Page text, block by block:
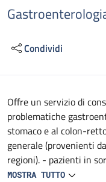
Condividi
Descrizione
Offre un servizio di
problematiche
stomaco e al colon-
generale (provenienti
regioni). - pazienti in
(condizioni e lesioni
MOSTRA TUTTO